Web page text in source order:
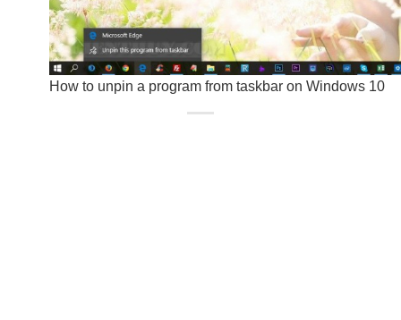
How to unpin a program from taskbar on Windows 10